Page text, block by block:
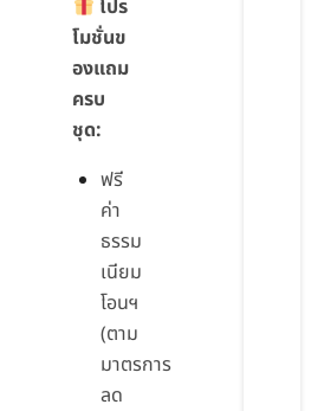
โปร
โมชั่นข
องแถม
ครบ
ชุด:
ฟรี
ค่า
ธรรม
เนียม
โอนฯ
(ตาม
มาตรการ
ลด